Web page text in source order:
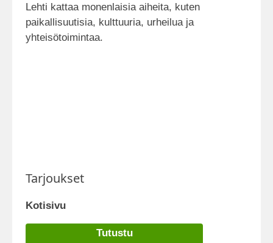
Lehti kattaa monenlaisia aiheita, kuten
paikallisuutisia, kulttuuria, urheilua ja
yhteisötoimintaa.
Tarjoukset
Kotisivu
Tutustu